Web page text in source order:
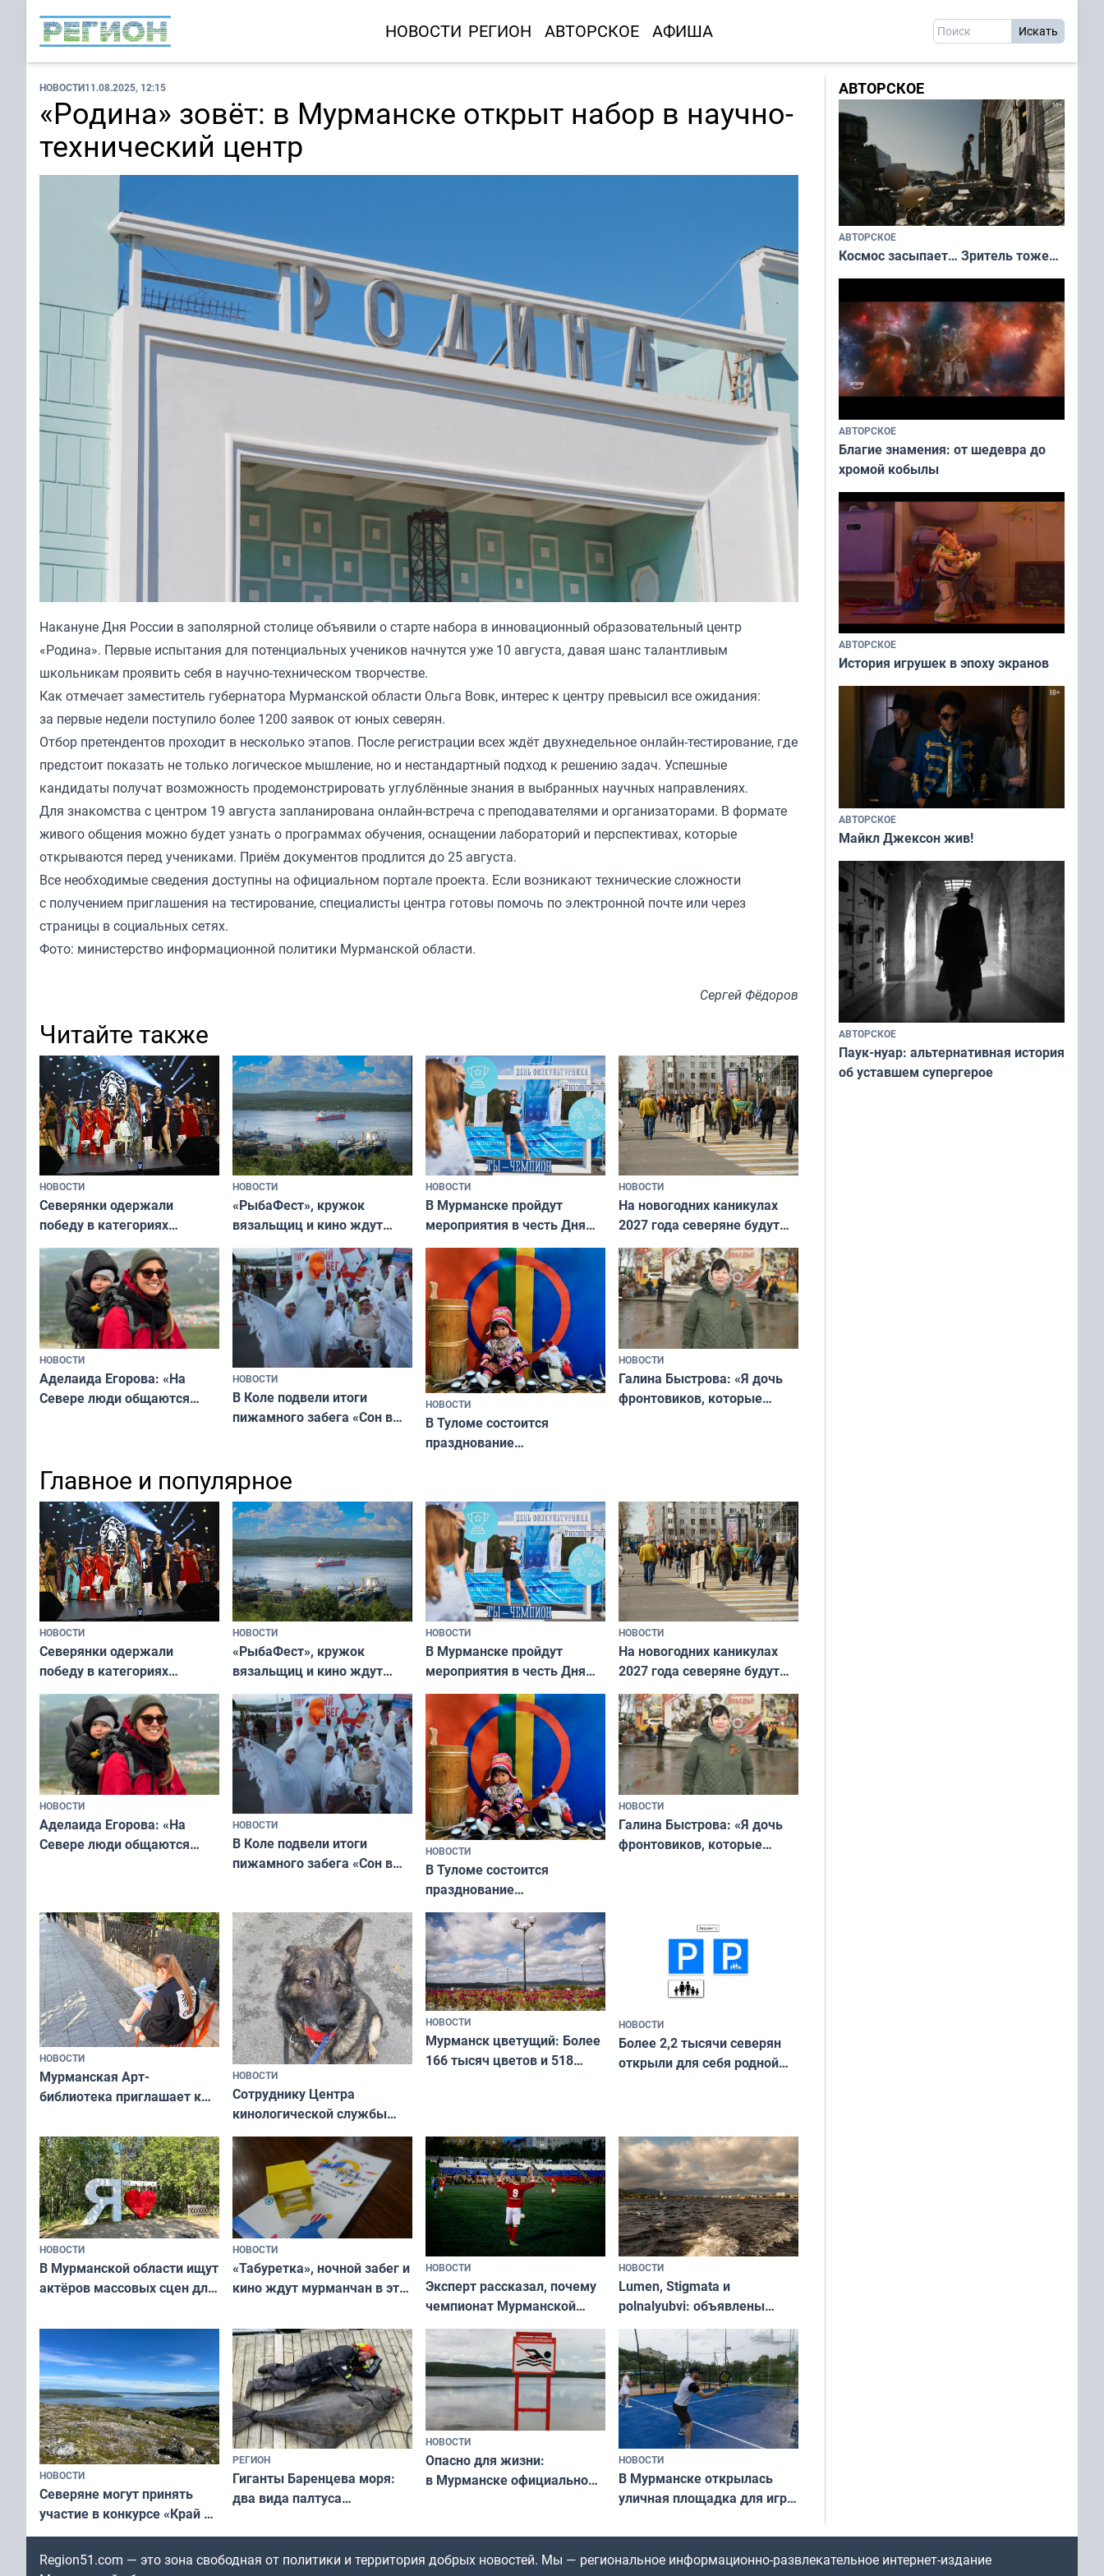
НОВОСТИ РЕГИОН АВТОРСКОЕ АФИША
НОВОСТИ11.08.2025, 12:15
«Родина» зовёт: в Мурманске открыт набор в научно-
технический центр
Накануне Дня России в заполярной столице объявили о старте набора в инновационный образовательный центр
«Родина». Первые испытания для потенциальных учеников начнутся уже 10 августа, давая шанс талантливым
школьникам проявить себя в научно-техническом творчестве.
Как отмечает заместитель губернатора Мурманской области Ольга Вовк, интерес к центру превысил все ожидания:
за первые недели поступило более 1200 заявок от юных северян.
Отбор претендентов проходит в несколько этапов. После регистрации всех ждёт двухнедельное онлайн-тестирование, где
предстоит показать не только логическое мышление, но и нестандартный подход к решению задач. Успешные
кандидаты получат возможность продемонстрировать углублённые знания в выбранных научных направлениях.
Для знакомства с центром 19 августа запланирована онлайн-встреча с преподавателями и организаторами. В формате
живого общения можно будет узнать о программах обучения, оснащении лабораторий и перспективах, которые
открываются перед учениками. Приём документов продлится до 25 августа.
Все необходимые сведения доступны на официальном портале проекта. Если возникают технические сложности
с получением приглашения на тестирование, специалисты центра готовы помочь по электронной почте или через
страницы в социальных сетях.
Фото: министерство информационной политики Мурманской области.
Сергей Фёдоров
Читайте также
НОВОСТИ
Северянки одержали
победу в категориях
всероссийского конкурса
«Мисс и Миссис Великая
Русь»
НОВОСТИ
«РыбаФест», кружок
вязальщиц и кино ждут
мурманчан в эти выходные
НОВОСТИ
В Мурманске пройдут
мероприятия в честь Дня
физкультурника
НОВОСТИ
На новогодних каникулах
2027 года северяне будут
отдыхать 11 дней
НОВОСТИ
Аделаида Егорова: «На
Севере люди общаются
НОВОСТИ
В Коле подвели итоги
пижамного забега «Сон в
НОВОСТИ
В Туломе состоится
празднование
НОВОСТИ
Галина Быстрова: «Я дочь
фронтовиков, которые
Главное и популярное
НОВОСТИ
Северянки одержали
победу в категориях
всероссийского конкурса
«Мисс и Миссис Великая
Русь»
НОВОСТИ
«РыбаФест», кружок
вязальщиц и кино ждут
мурманчан в эти выходные
НОВОСТИ
В Мурманске пройдут
мероприятия в честь Дня
физкультурника
НОВОСТИ
На новогодних каникулах
2027 года северяне будут
отдыхать 11 дней
НОВОСТИ
Аделаида Егорова: «На
Севере люди общаются
НОВОСТИ
В Коле подвели итоги
пижамного забега «Сон в
НОВОСТИ
В Туломе состоится
празднование
Международного дня
коренных народов мира
НОВОСТИ
Галина Быстрова: «Я дочь
фронтовиков, которые
НОВОСТИ
Мурманская Арт-
библиотека приглашает к
и фотографов
НОВОСТИ
Сотруднику Центра
кинологической службы
ищут новый дом
НОВОСТИ
Мурманск цветущий: Более
166 тысяч цветов и 518
НОВОСТИ
Более 2,2 тысячи северян
открыли для себя родной
НОВОСТИ
В Мурманской области ищут
актёров массовых сцен для
короткометражном фильме
НОВОСТИ
«Табуретка», ночной забег и
кино ждут мурманчан в эти
НОВОСТИ
Эксперт рассказал, почему
чемпионат Мурманской
области по футболу остался
незамеченным
НОВОСТИ
Lumen, Stigmata и
polnalyubvi: объявлены
хедлайнеры фестиваля
«Имандра» в 2026 года
НОВОСТИ
Северяне могут принять
участие в конкурсе «Край у
северной границы: фотогид
по Печенгскому округу»
РЕГИОН
Гиганты Баренцева моря:
два вида палтуса
НОВОСТИ
Опасно для жизни:
в Мурманске официально
НОВОСТИ
В Мурманске открылась
уличная площадка для игры
АВТОРСКОЕ
АВТОРСКОЕ
Космос засыпает… Зритель тоже…
АВТОРСКОЕ
Благие знамения: от шедевра до
хромой кобылы
АВТОРСКОЕ
История игрушек в эпоху экранов
АВТОРСКОЕ
Майкл Джексон жив!
АВТОРСКОЕ
Паук-нуар: альтернативная история
об уставшем супергерое
Region51.com — это зона свободная от политики и территория добрых новостей. Мы — региональное информационно-развлекательное интернет-издание